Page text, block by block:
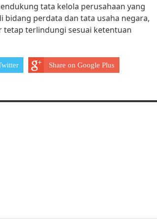
tata kelola perusahaan yang
bidang perdata dan tata usaha negara,
tetap terlindungi sesuai ketentuan
Share on Google Plus